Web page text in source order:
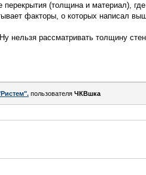
перекрытия (толщина и материал),
факторы, о которых написал
нельзя рассматривать толщину
пользователя ЧКВшка